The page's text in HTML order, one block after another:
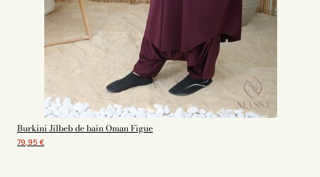
Burkini Jilbeb de bain Oman Figue
79,95 €